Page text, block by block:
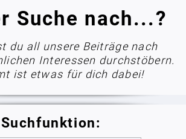
Suche nach...?
du all unsere Beiträge nach
Interessen durchstöbern.
ist etwas für dich dabei!
Suchfunktion: